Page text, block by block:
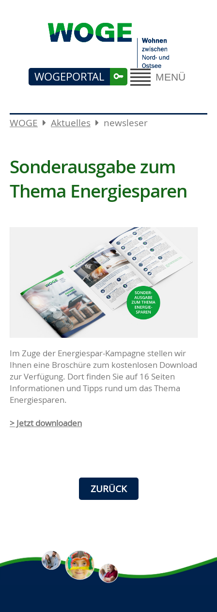
MENÜ
WOGEPORTAL
WOGE Aktuelles newsleser
Sonderausgabe zum
Thema Energiesparen
Im Zuge der Energiespar-Kampagne stellen wir
Ihnen eine Broschüre zum kostenlosen Download
zur Verfügung. Dort finden Sie auf 16 Seiten
Informationen und Tipps rund um das Thema
Energiesparen.
> Jetzt downloaden
ZURÜCK